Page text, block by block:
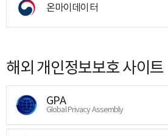
온마이데이터
해외 개인정보보호 사이트
GPA
Global Privacy Assembly